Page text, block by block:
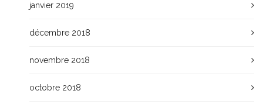
janvier 2019
décembre 2018
novembre 2018
octobre 2018